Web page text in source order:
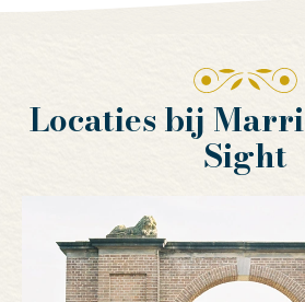
Locaties bij
Sight